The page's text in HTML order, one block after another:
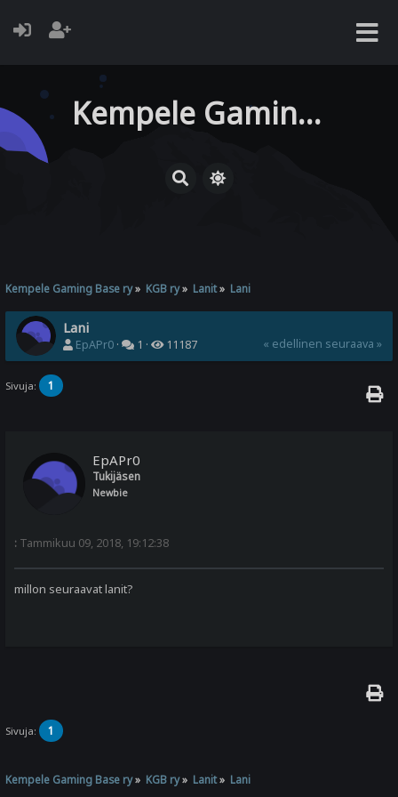
Kempele Gaming Base ry
Kempele Gaming Base ry» KGB ry» Lanit» Lani
Lani
EpAPr0 · 1 · 11187 « edellinen seuraava »
Sivuja: 1
EpAPr0
Tukijäsen
Newbie
: Tammikuu 09, 2018, 19:12:38
millon seuraavat lanit?
Sivuja: 1
Kempele Gaming Base ry» KGB ry» Lanit» Lani